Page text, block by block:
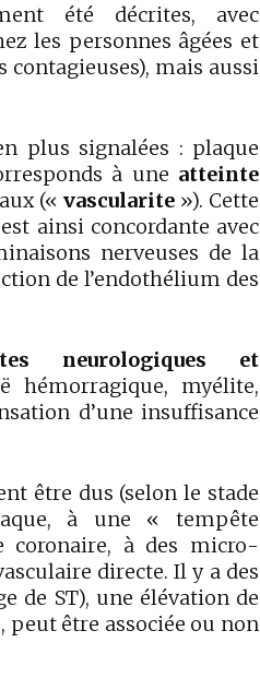
été décrites, avec
les personnes âgées et
mais aussi
plus signalées : plaque
à une atteinte
(« vascularite »). Cette
ainsi concordante avec
nerveuses de la
de l’endothélium des
neurologiques
et
hémorragique, myélite,
d’une insuffisance
être dus (selon le stade
à une « tempête
coronaire, à des micro-
directe. Il y a des
de ST), une élévation de
être associée ou non